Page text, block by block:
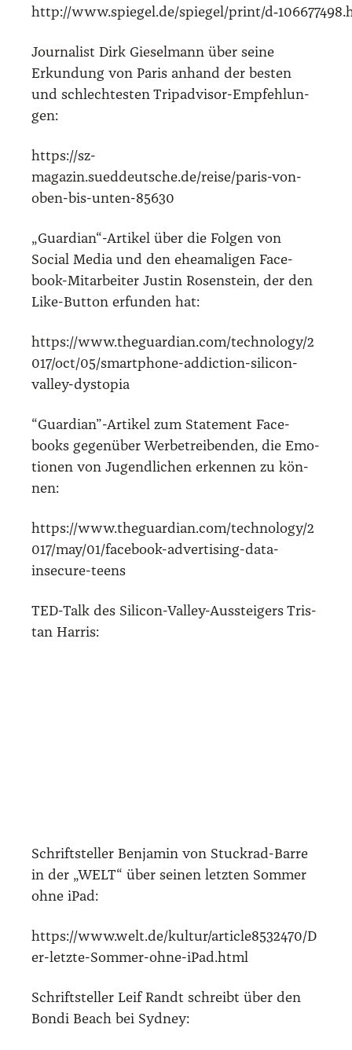
http://www.spiegel.de/spiegel/print/
Jour­na­list Dirk Gie­sel­mann über sei­ne
Erkun­dung von Paris anhand der bes­ten
und schlech­tes­ten Tri­p­ad­vi­sor-Emp­feh­lun­
gen:
https://sz-
magazin.sueddeutsche.de/reise/paris-von-
oben-bis-unten-85630
„Guardian“-Artikel über die Fol­gen von
Social Media und den ehe­a­m­a­li­gen Face­
book-Mit­ar­bei­ter Jus­tin Rosen­stein, der den
Like-But­ton erfun­den hat:
https://www.theguardian.com/technology/2
017/oct/05/smartphone-addiction-silicon-
valley-dystopia
“Guardian”-Artikel zum State­ment Face­
books gegen­über Wer­be­trei­ben­den, die Emo­
tio­nen von Jugend­li­chen erken­nen zu kön­
nen:
https://www.theguardian.com/technology/2
017/may/01/facebook-advertising-data-
insecure-teens
TED-Talk des Sili­con-Val­ley-Aus­stei­gers Tris­
tan Har­ris:
Schrift­stel­ler Ben­ja­min von Stuck­rad-Bar­re
in der „WELT“ über sei­nen letz­ten Som­mer
ohne iPad:
https://www.welt.de/kultur/article8532470/D
er-letzte-Sommer-ohne-iPad.html
Schrift­stel­ler Leif Randt schreibt über den
Bon­di Beach bei Syd­ney: